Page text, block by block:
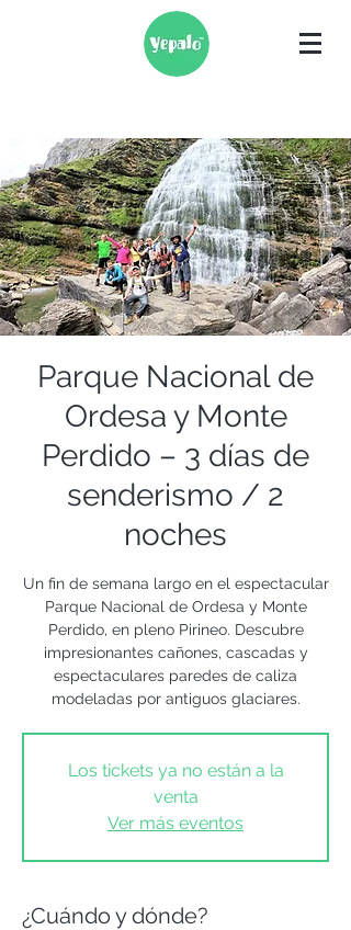
Parque Nacional de
Ordesa y Monte
Perdido – 3 días de
senderismo / 2
noches
Un fin de semana largo en el espectacular
Parque Nacional de Ordesa y Monte
Perdido, en pleno Pirineo. Descubre
impresionantes cañones, cascadas y
espectaculares paredes de caliza
modeladas por antiguos glaciares.
Los tickets ya no están a la
venta
Ver más eventos
¿Cuándo y dónde?